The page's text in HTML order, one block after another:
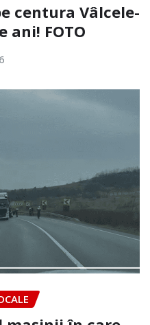
centura Vâlcele-
ani! FOTO